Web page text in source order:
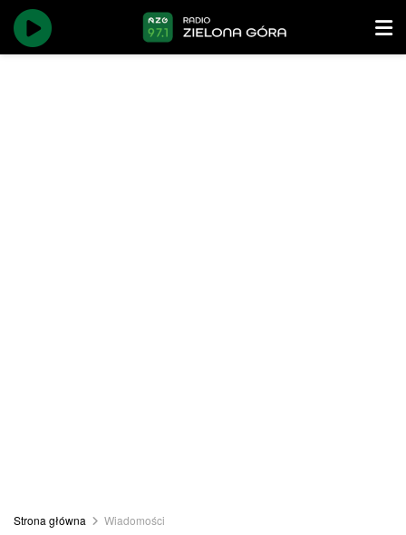
Strona główna Wiadomości